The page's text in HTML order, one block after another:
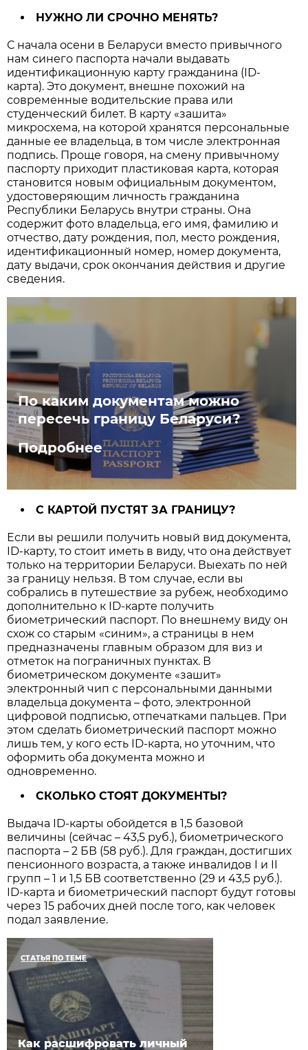
НУЖНО ЛИ СРОЧНО МЕНЯТЬ?
С начала осени в Беларуси вместо привычного
нам синего паспорта начали выдавать
идентификационную карту гражданина (ID-
карта). Это документ, внешне похожий на
современные водительские права или
студенческий билет. В карту «зашита»
микросхема, на которой хранятся персональные
данные ее владельца, в том числе электронная
подпись. Проще говоря, на смену привычному
паспорту приходит пластиковая карта, которая
становится новым официальным документом,
удостоверяющим личность гражданина
Республики Беларусь внутри страны. Она
содержит фото владельца, его имя, фамилию и
отчество, дату рождения, пол, место рождения,
идентификационный номер, номер документа,
дату выдачи, срок окончания действия и другие
сведения.
По каким документам можно
пересечь границу Беларуси?
Подробнее
С КАРТОЙ ПУСТЯТ ЗА ГРАНИЦУ?
Если вы решили получить новый вид документа,
ID-карту, то стоит иметь в виду, что она действует
только на территории Беларуси. Выехать по ней
за границу нельзя. В том случае, если вы
собрались в путешествие за рубеж, необходимо
дополнительно к ID-карте получить
биометрический паспорт. По внешнему виду он
схож со старым «синим», а страницы в нем
предназначены главным образом для виз и
отметок на пограничных пунктах. В
биометрическом документе «зашит»
электронный чип с персональными данными
владельца документа – фото, электронной
цифровой подписью, отпечатками пальцев. При
этом сделать биометрический паспорт можно
лишь тем, у кого есть ID-карта, но уточним, что
оформить оба документа можно и
одновременно.
СКОЛЬКО СТОЯТ ДОКУМЕНТЫ?
Выдача ID-карты обойдется в 1,5 базовой
величины (сейчас – 43,5 руб.), биометрического
паспорта – 2 БВ (58 руб.). Для граждан, достигших
пенсионного возраста, а также инвалидов I и II
групп – 1 и 1,5 БВ соответственно (29 и 43,5 руб.).
ID-карта и биометрический паспорт будут готовы
через 15 рабочих дней после того, как человек
подал заявление.
СТАТЬЯ ПО ТЕМЕ
Как расшифровать личный